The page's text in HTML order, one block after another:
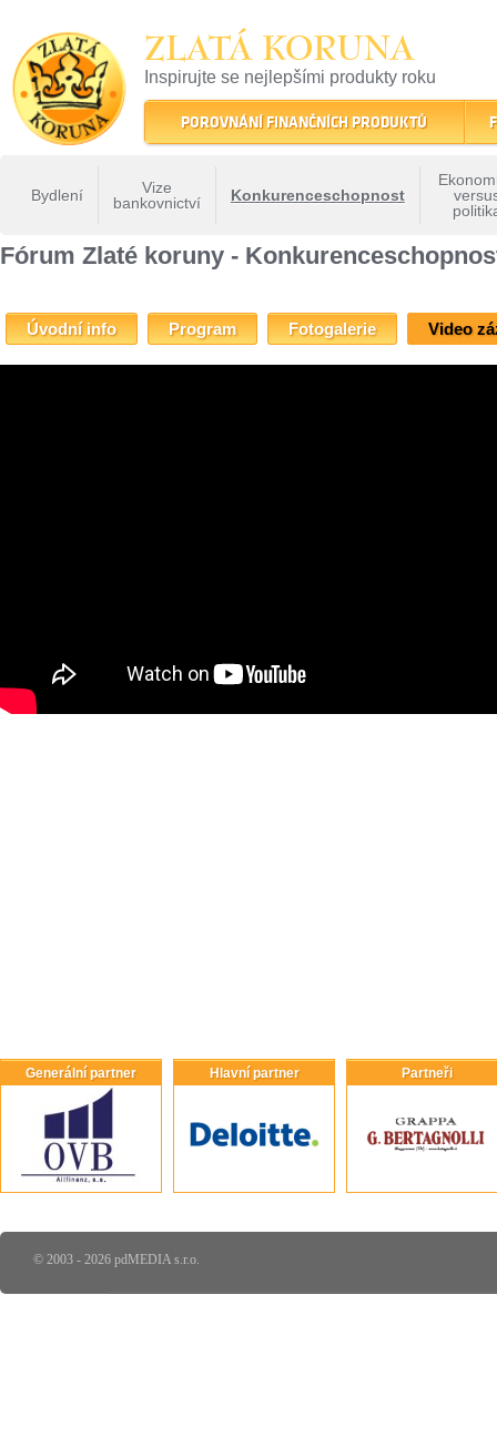
ZLATÁ KORUNA
Inspirujte se nejlepšími produkty roku
22 let tradice a kvality na finančním trhu
POROVNÁNÍ FINANČNÍCH PRODUKTŮ
Bydlení
Vize
bankovnictví
Konkurenceschopnost
Fórum Zlaté koruny - Konkurenceschopnost
Fórum Zlaté koruny -
Úvodní info Program Fotogalerie Video
Generální partner Hlavní partner Partneři
© 2003 - 2026 pdMEDIA s.r.o.